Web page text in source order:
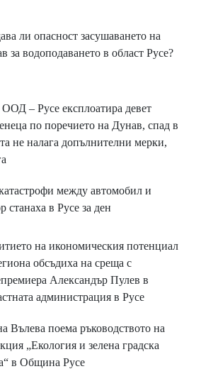
ли опасност засушаването на
за водоподаването в област Русе?
– Русе експлоатира девет
по поречието на Дунав, спад в
не налага допълнителни мерки,
между автомобил и
станаха в Русе за ден
на икономическия потенциал
обсъдиха на среща с
Александър Пулев в
администрация в Русе
Вълева поема ръководството на
„Екология и зелена градска
в Община Русе